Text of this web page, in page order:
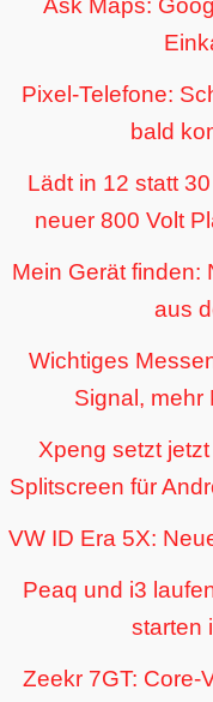
Ask Maps:
Pixel-Telefone:
bald
Lädt in 12 statt
neuer 800 Volt
Mein Gerät finden:
aus
Wichtiges
Signal, mehr
Xpeng setzt
Splitscreen für
VW ID Era 5X:
Peaq und i3
starten
Zeekr 7GT: Core-